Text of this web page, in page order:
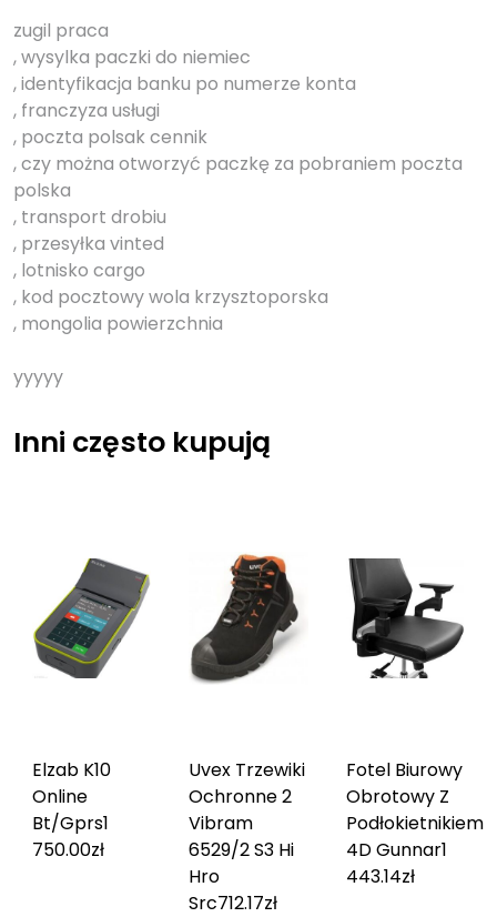
zugil praca
, wysylka paczki do niemiec
, identyfikacja banku po numerze konta
, franczyza usługi
, poczta polsak cennik
, czy można otworzyć paczkę za pobraniem poczta
polska
, transport drobiu
, przesyłka vinted
, lotnisko cargo
, kod pocztowy wola krzysztoporska
, mongolia powierzchnia
yyyyy
Inni często kupują
Elzab K10
Online
Bt/Gprs1
750.00zł
Uvex Trzewiki
Ochronne 2
Vibram
6529/2 S3 Hi
Hro
Src712.17zł
Fotel Biurowy
Obrotowy Z
Podłokietnikiem
4D Gunnar1
443.14zł